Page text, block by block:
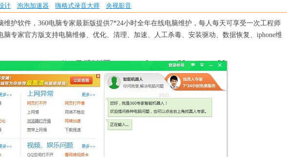
计 泡泡加速器 嗨格式录音大师 央视影音
护软件，360电脑专家最新版提供7*24小时全年在线电脑维护，每人每天可享受一次工程师
脑专家官方版支持电脑维修、优化、清理、加速、人工杀毒、安装驱动、数据恢复、iphone维